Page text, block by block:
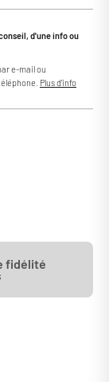
d'une info ou
e-mail ou
Plus d'info
fidélité